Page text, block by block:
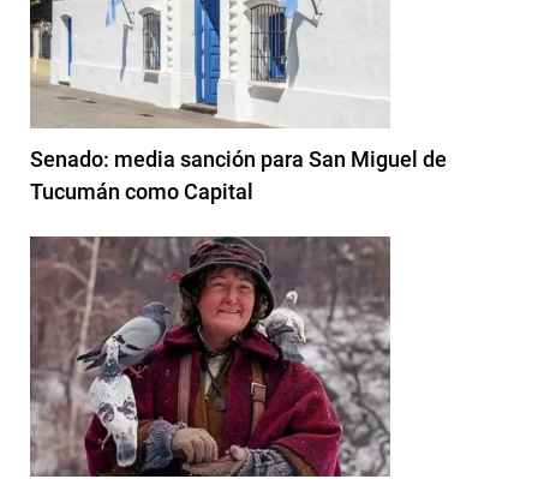
Senado: media sanción para San Miguel de
Tucumán como Capital